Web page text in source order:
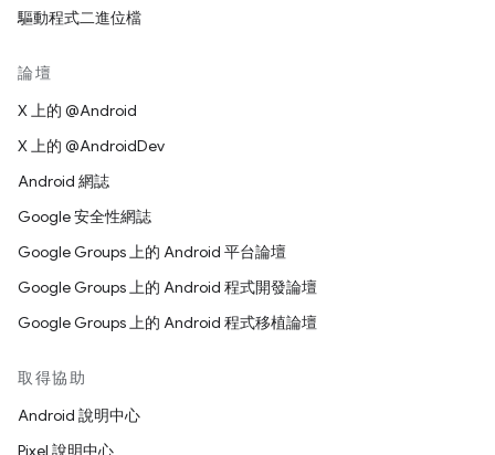
驅動程式二進位檔
論壇
X 上的 @Android
X 上的 @AndroidDev
Android 網誌
Google 安全性網誌
Google Groups 上的 Android 平台論壇
Google Groups 上的 Android 程式開發論壇
Google Groups 上的 Android 程式移植論壇
取得協助
Android 說明中心
Pixel 說明中心